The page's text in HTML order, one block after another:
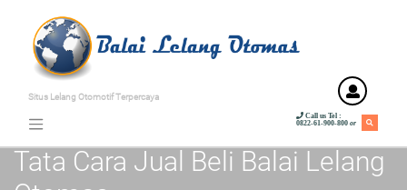
Situs Lelang Otomotif Terpercaya
Call us Tel :
0822-61-900-800 or
Tata Cara Jual Beli Balai Lelang